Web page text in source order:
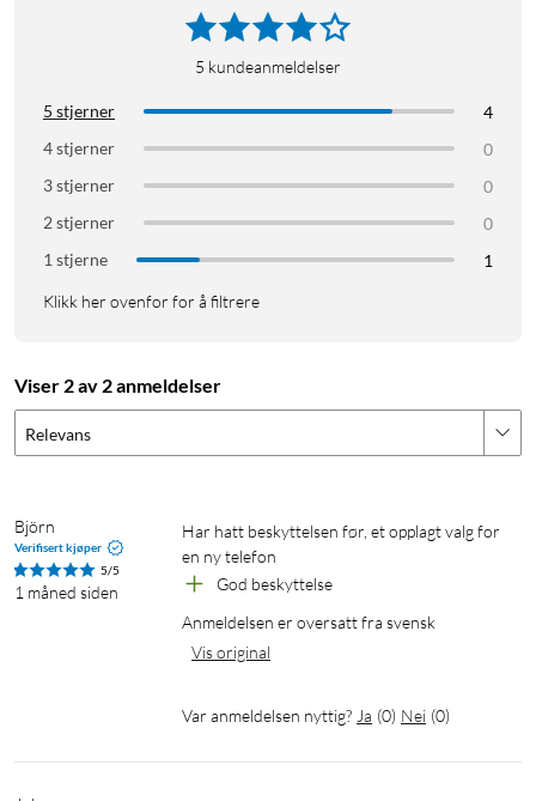
5 kundeanmeldelser
5 stjerner
4
4 stjerner
0
3 stjerner
0
2 stjerner
0
1 stjerne
1
Klikk her ovenfor for å filtrere
Viser 2 av 2 anmeldelser
Relevans
Björn
Verifisert kjøper
5/5
1 måned siden
Har hatt beskyttelsen før, et opplagt valg for
en ny telefon
God beskyttelse
Anmeldelsen er oversatt fra svensk
Vis original
Var anmeldelsen nyttig? Ja (0) Nei (0)